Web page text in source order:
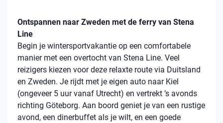
Ontspannen naar Zweden met de ferry van Stena
Line
Begin je wintersportvakantie op een comfortabele
manier met een overtocht van Stena Line. Veel
reizigers kiezen voor deze relaxte route via Duitsland
en Zweden. Je rijdt met je eigen auto naar Kiel
(ongeveer 5 uur vanaf Utrecht) en vertrekt ’s avonds
richting Göteborg. Aan boord geniet je van een rustige
avond, een dinerbuffet als je wilt, en een goede